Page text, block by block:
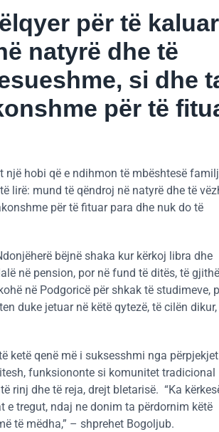
për të kaluar
natyrë dhe të
si dhe
për të
një hobi që e ndihmon të mbështesë
lirë: mund të qëndroj në natyrë dhe të
për të fituar para dhe nuk do të
bëjnë shaka kur kërkoj libra dhe
në pension, por në fund të ditës, të gjithë
në Podgoricë për shkak të studimeve,
duke jetuar në këtë qytezë, të cilën dikur,
ketë qenë më i suksesshmi nga
funksiononte si komunitet tradicional
rinj dhe të reja, drejt bletarisë. “Ka
e tregut, ndaj ne donim ta përdornim këtë
të mëdha,” – shprehet Bogoljub.